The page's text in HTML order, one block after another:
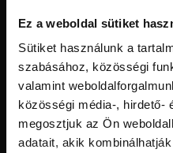
Ez a weboldal sütiket
Sütiket használunk a
szabásához, közösségi
valamint
közösségi média-, hirdető-
megosztjuk az Ön
adatait, akik
Hozzájárulok a személyes
értesítések küldése céljából -
ajánlott!